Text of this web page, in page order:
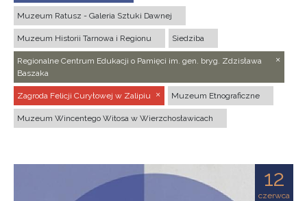
Muzeum Ratusz - Galeria Sztuki Dawnej
Muzeum Historii Tarnowa i Regionu Siedziba
Regionalne Centrum Edukacji o Pamięci im. gen. bryg. Zdzisława
Baszaka
Zagroda Felicji Curyłowej w Zalipiu Muzeum Etnograficzne
Muzeum Wincentego Witosa w Wierzchosławicach
12
czerwca